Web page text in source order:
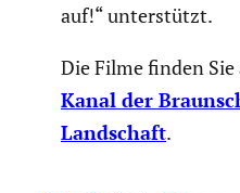
auf!“ unter­stützt.
Die Filme finden Sie
Kanal der
Landschaft.